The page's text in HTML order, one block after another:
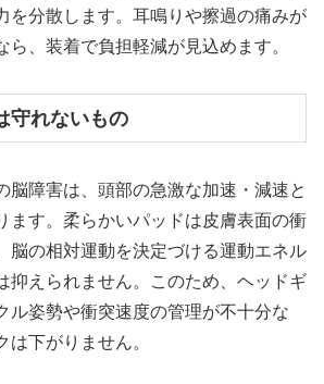
を分散します。耳鳴りや擦過の痛みが
ら、装着で負担軽減が見込めます。
守れないもの
脳障害は、頭部の急激な加速・減速と
ます。柔らかいパッドは皮膚表面の衝
脳の相対運動を決定づける運動エネル
抑えられません。このため、ヘッドギ
ル姿勢や衝突速度の管理が不十分な
は下がりません。